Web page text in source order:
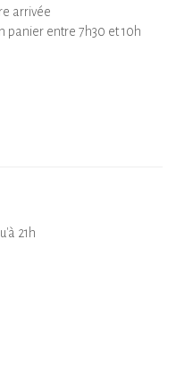
arrivée
panier entre 7h30 et 10h
21h